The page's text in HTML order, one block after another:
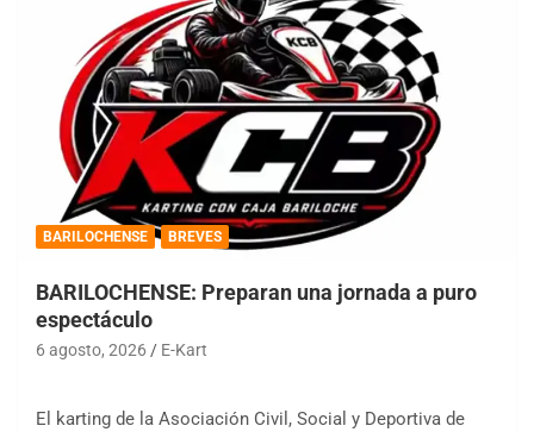
BARILOCHENSE BREVES
BARILOCHENSE: Preparan una jornada a puro
espectáculo
6 agosto, 2026 E-Kart
El karting de la Asociación Civil, Social y Deportiva de